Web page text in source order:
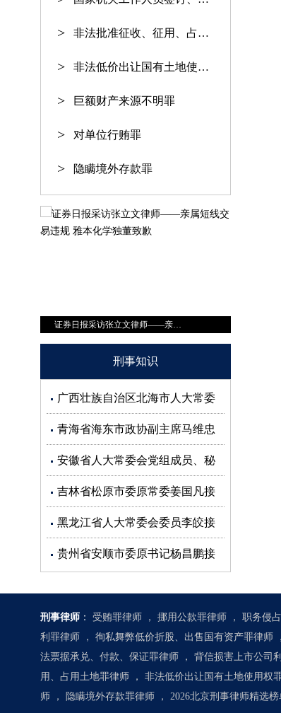
非法批准征收、征用、占用土地罪
非法低价出让国有土地使用权罪
巨额财产来源不明罪
对单位行贿罪
隐瞒境外存款罪
证券日报采访张立文律师——亲属短线交易违规 雅本化学独董致歉
刑事知识
广西壮族自治区北海市人大常委
会副主任蒋同根接受审查调查
青海省海东市政协副主席马维忠
接受审查调查
安徽省人大常委会党组成员、秘
书长杜延安接受审查调查
吉林省松原市委原常委姜国凡接
受审查调查
黑龙江省人大常委会委员李皎接
受审查调查
贵州省安顺市委原书记杨昌鹏接
刑事律师 ： 受贿罪律师 ， 挪用公款罪律师 ， 职务侵
利罪律师
， 徇私舞弊低价折股、出售国有资产罪律师 ，
法票据承兑、付款、保证罪律师
， 背信损害上市公司
用、占用土地罪律师
， 非法低价出让国有土地使用权
师
， 隐瞒境外存款罪律师 ， 2026北京刑事律师精选